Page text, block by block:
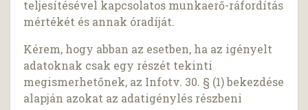
teljesítésével kapcsolatos munkaerő-ráfordítás
mértékét és annak óradíját.
Kérem, hogy abban az esetben, ha az igényelt
adatoknak csak egy részét tekinti
megismerhetőnek, az Infotv. 30. § (1) bekezdése
alapján azokat az adatigénylés részbeni